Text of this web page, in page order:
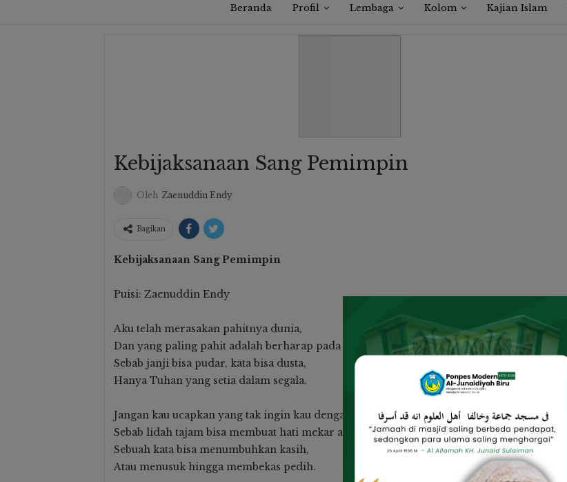
Beranda Profil Lembaga Kolom Kajian Islam
Kebijaksanaan Sang Pemimpin
Oleh Zaenuddin Endy
Bagikan
Kebijaksanaan Sang Pemimpin
Puisi: Zaenuddin Endy
Aku telah merasakan pahitnya dunia,
Dan yang paling pahit adalah berharap pada manusia.
Sebab janji bisa pudar, kata bisa dusta,
Hanya Tuhan yang setia dalam segala.
Jangan kau ucapkan yang tak ingin kau dengar,
Sebab lidah tajam bisa membuat hati mekar atau terluka parah.
Sebuah kata bisa menumbuhkan kasih,
Atau menusuk hingga membekas pedih.